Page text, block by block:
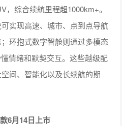
，综合续航里程超1000km+。
实现高速、城市、点到点导航
环抱式数字智舱则通过多模态
情绪和默契交互。这些越级配
间、智能化以及长续航的期
6月14日上市